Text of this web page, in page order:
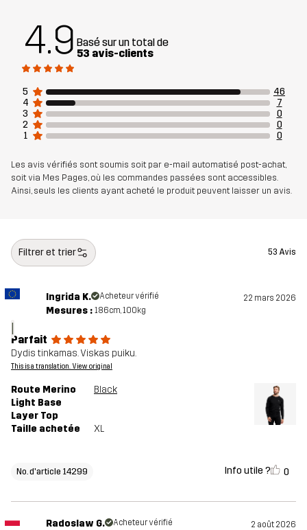
Poids 237 g en taille Medium
Numéro
d'article
14299_2891
4.9 Basé sur un total de
53 avis-clients
5
46
4
7
3
0
2
0
1
0
Les avis vérifiés sont soumis soit par e-mail automatisé post-achat,
soit via Mes Pages, où les commandes passées sont accessibles.
Ainsi, seuls les clients ayant acheté le produit peuvent laisser un avis.
Filtrer et trier 53 Avis
I
Ingrida K. Acheteur vérifié 22 mars 2026
Mesures : 186cm, 100kg
Parfait
Dydis tinkamas. Viskas puiku.
This is a translation. View original
Route Merino
Light Base
Layer Top
Black
Taille achetée XL
No. d'article 14299 Info utile ? 0
Radoslaw G. Acheteur vérifié 2 août 2026